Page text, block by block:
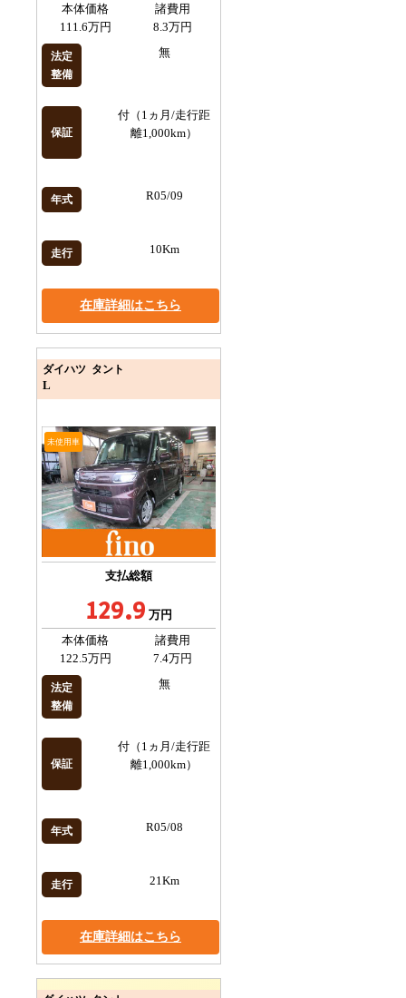
本体価格
111.6万円
諸費用
8.3万円
法定
整備
無
保証
付（1ヵ月/走行距
離1,000km）
年式 R05/09
走行 10Km
在庫詳細はこちら
ダイハツ タント
L
未使用車
支払総額
129.9 万円
本体価格
122.5万円
諸費用
7.4万円
法定
整備
無
保証
付（1ヵ月/走行距
離1,000km）
年式 R05/08
走行 21Km
在庫詳細はこちら